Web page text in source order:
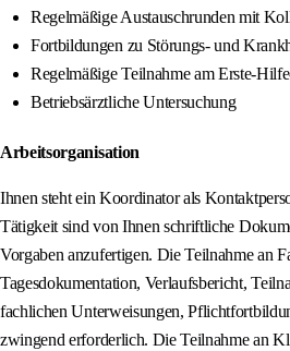
Regelmäßige Austauschrunden mit
Fortbildungen zu Störungs- und
Regelmäßige Teilnahme am Erste-
Betriebsärztliche Untersuchung
Arbeitsorganisation
Ihnen steht ein Koordinator als
Tätigkeit sind von Ihnen schriftliche
Vorgaben anzufertigen. Die Teilnahme an
Tagesdokumentation, Verlaufsbericht,
fachlichen Unterweisungen,
zwingend erforderlich. Die Teilnahme an